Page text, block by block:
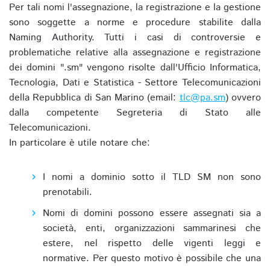
Per tali nomi l'assegnazione, la registrazione e la gestione
sono soggette a norme e procedure stabilite dalla
Naming Authority. Tutti i casi di controversie e
problematiche relative alla assegnazione e registrazione
dei domini ".sm" vengono risolte dall'Ufficio Informatica,
Tecnologia, Dati e Statistica - Settore Telecomunicazioni
della Repubblica di San Marino (email:tlc@pa.sm) ovvero
dalla competente Segreteria di Stato alle
Telecomunicazioni.
In particolare è utile notare che:
I nomi a dominio sotto il TLD SM non sono
prenotabili.
Nomi di domini possono essere assegnati sia a
società, enti, organizzazioni sammarinesi che
estere, nel rispetto delle vigenti leggi e
normative. Per questo motivo è possibile che una